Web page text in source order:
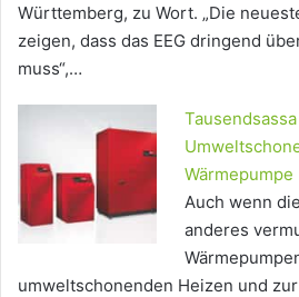
Württemberg, zu Wort. „Die
zeigen, dass das EEG dringend
muss“,…
Wärmepumpe
Auch wenn
anderes
umweltschonenden Heizen und zur